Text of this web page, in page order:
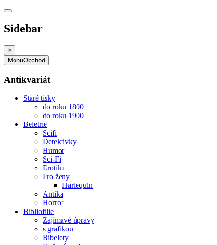
Sidebar
×
MenuObchod
Antikvariát
Staré tisky
do roku 1800
do roku 1900
Beletrie
Scifi
Detektivky
Humor
Sci-Fi
Erotika
Pro ženy
Harlequin
Antika
Horror
Bibliofilie
Zajímavé úpravy
s grafikou
Bibeloty